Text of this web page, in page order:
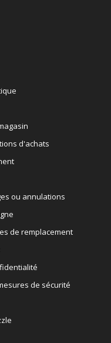
d'achats
ou annulations
de remplacement
de sécurité